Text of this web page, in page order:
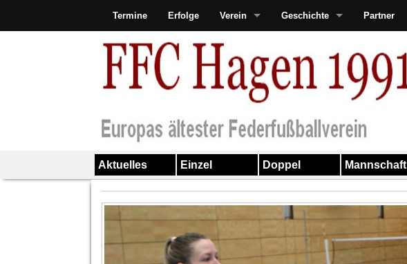
Termine Erfolge Verein Geschichte Partner
Aktuelles Einzel Doppel Mannschaft